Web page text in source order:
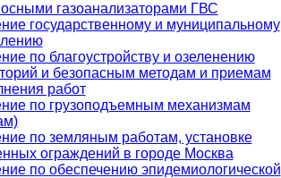
газоанализаторами ГВС
государственному и муниципальному
по благоустройству и озеленению
и безопасным методам и приемам
работ
по грузоподъемным механизмам
по земляным работам, установке
ограждений в городе Москва
по обеспечению эпидемиологической